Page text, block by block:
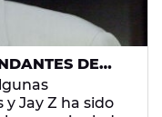
DE
POR UNA
UNA
Jay Z ha sido